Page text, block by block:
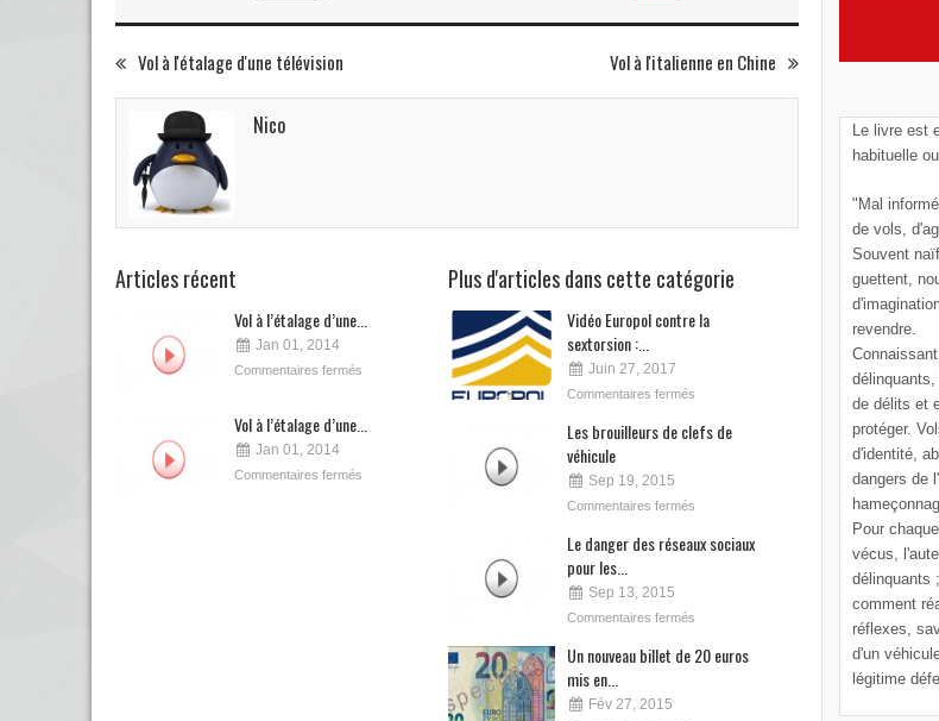
Vol à l'étalage d'une télévision Vol à l'italienne en Chine
Nico
Articles récent
Vol à l’étalage d’une...
Jan 01, 2014
Commentaires fermés
Vol à l’étalage d’une...
Jan 01, 2014
Commentaires fermés
Plus d'articles dans cette catégorie
Vidéo Europol contre la
sextorsion :...
Juin 27, 2017
Commentaires fermés
Les brouilleurs de clefs de
véhicule
Sep 19, 2015
Commentaires fermés
Le danger des réseaux sociaux
pour les...
Sep 13, 2015
Commentaires fermés
Un nouveau billet de 20 euros
mis en...
Fév 27, 2015
Le livre est
habituelle
"Mal
de vols,
Souvent
guettent,
revendre.
de délits et
protéger.
d'identité,
dangers de
Pour
vécus,
délinquants
comment
réflexes,
d'un
légitime